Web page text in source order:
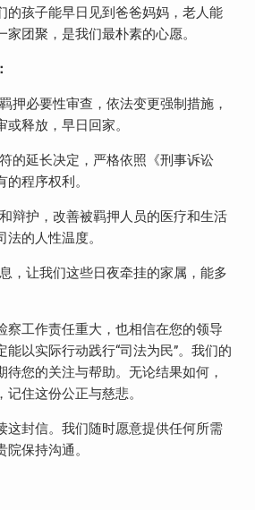
的孩子能早日见到爸爸妈妈，老人能
团聚，是我们最朴素的心愿。
押必要性审查，依法变更强制措施，
释放，早日回家。
的延长决定，严格依照《刑事诉讼
程序权利。
辩护，改善被羁押人员的医疗和生活
的人性温度。
，让我们这些日夜牵挂的家属，能多
察工作责任重大，也相信在您的领导
以实际行动践行“司法为民”。我们的
待您的关注与帮助。无论结果如何，
住这份公正与慈悲。
这封信。我们随时愿意提供任何所需
保持沟通。